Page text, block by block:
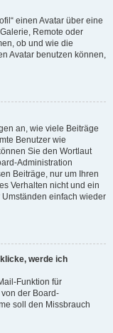
einen Avatar über eine
Remote oder
ob und wie die
Avatar benutzen können,
an, wie viele Beiträge
Benutzer wie
Sie den Wortlaut
Administration
Beiträge, nur um Ihren
Verhalten nicht und ein
einfach wieder
werde ich
Funktion für
der Board-
soll den Missbrauch